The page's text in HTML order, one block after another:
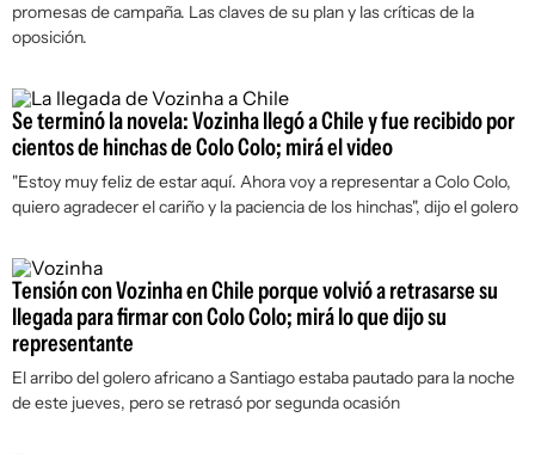
promesas de campaña. Las claves de su plan y las críticas de la
oposición.
Se terminó la novela: Vozinha llegó a Chile y fue recibido por
cientos de hinchas de Colo Colo; mirá el video
"Estoy muy feliz de estar aquí. Ahora voy a representar a Colo Colo,
quiero agradecer el cariño y la paciencia de los hinchas", dijo el golero
Tensión con Vozinha en Chile porque volvió a retrasarse su
llegada para firmar con Colo Colo; mirá lo que dijo su
representante
El arribo del golero africano a Santiago estaba pautado para la noche
de este jueves, pero se retrasó por segunda ocasión